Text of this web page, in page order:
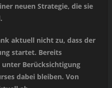
neuen Strategie, die sie
aktuell nicht zu, dass der
startet. Bereits
Berücksichtigung
dabei bleiben. Von